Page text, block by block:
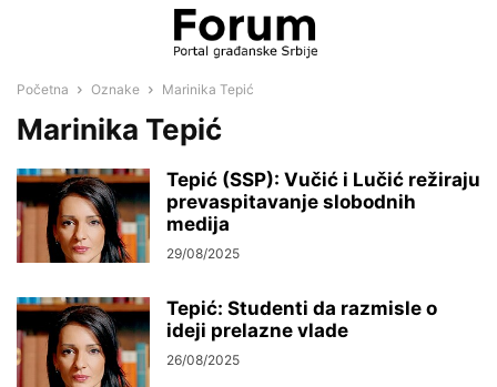
Početna Oznake Marinika Tepić
Marinika Tepić
Tepić (SSP): Vučić i Lučić režiraju
prevaspitavanje slobodnih
medija
29/08/2025
Tepić: Studenti da razmisle o
ideji prelazne vlade
26/08/2025